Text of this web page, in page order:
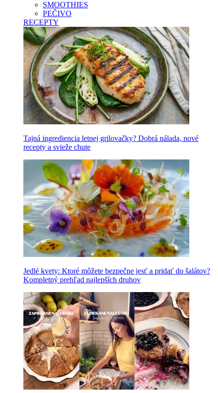
SMOOTHIES
PEČIVO
RECEPTY
Tajná ingrediencia letnej grilovačky? Dobrá nálada, nové
recepty a svieže chute
Jedlé kvety: Ktoré môžete bezpečne jesť a pridať do šalátov?
Kompletný prehľad najlepších druhov